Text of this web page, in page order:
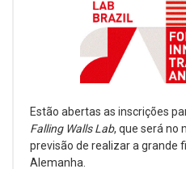
Estão abertas as inscrições
Falling Walls Lab, que será no
previsão de realizar a grande
Alemanha.